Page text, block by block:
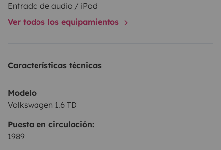
Entrada de audio / iPod
Ver todos los equipamientos
Características técnicas
Modelo
Volkswagen 1.6 TD
Puesta en circulación:
1989